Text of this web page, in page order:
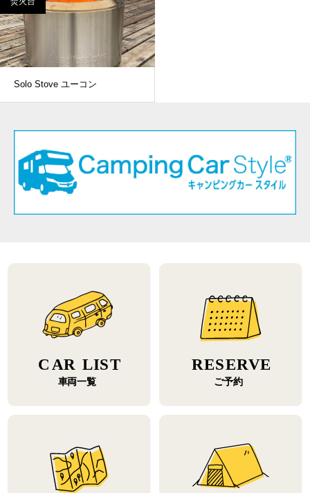
Solo Stove ユーコン